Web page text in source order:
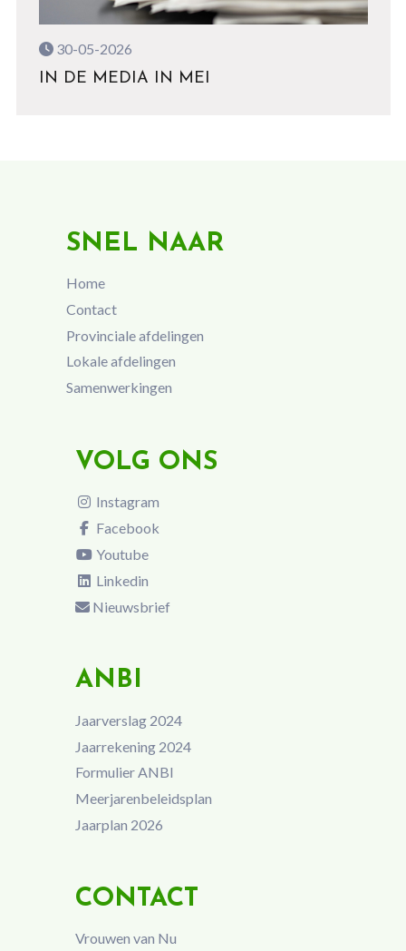
30-05-2026
IN DE MEDIA IN MEI
SNEL NAAR
Home
Contact
Provinciale afdelingen
Lokale afdelingen
Samenwerkingen
VOLG ONS
Instagram
Facebook
Youtube
Linkedin
Nieuwsbrief
ANBI
Jaarverslag 2024
Jaarrekening 2024
Formulier ANBI
Meerjarenbeleidsplan
Jaarplan 2026
CONTACT
Vrouwen van Nu